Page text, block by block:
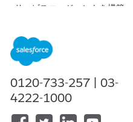
サービスエージェントを構築
アクションの詳細
0120-733-257 | 03-
4222-1000